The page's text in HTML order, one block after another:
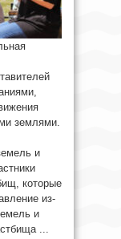
землями.
и
которые
из-
и
...